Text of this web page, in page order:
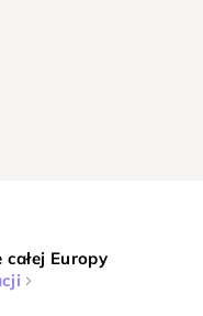
Europy